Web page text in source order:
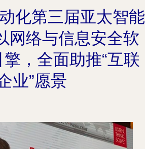
化第三届亚太智能
网络与信息安全软
，全面助推“互联
业”愿景